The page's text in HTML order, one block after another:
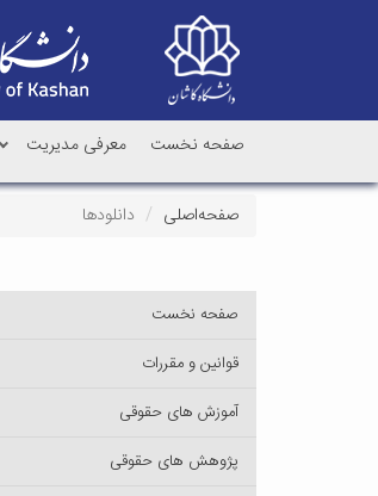
صفحه نخست معرفی مدیریت
صفحه‌اصلی دانلودها
صفحه نخست
قوانین و مقررات
آموزش های حقوقی
پژوهش های حقوقی